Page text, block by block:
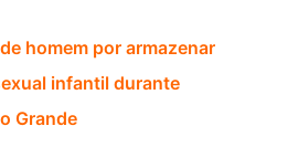
homem por armazenar
infantil durante
Grande